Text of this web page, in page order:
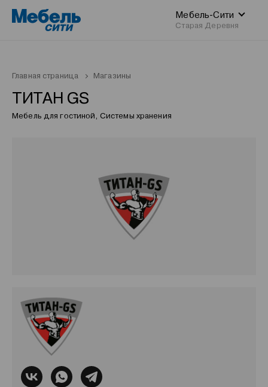
Мебель-Сити
Старая Деревня
Главная страница Магазины
ТИТАН GS
Мебель для гостиной, Системы хранения